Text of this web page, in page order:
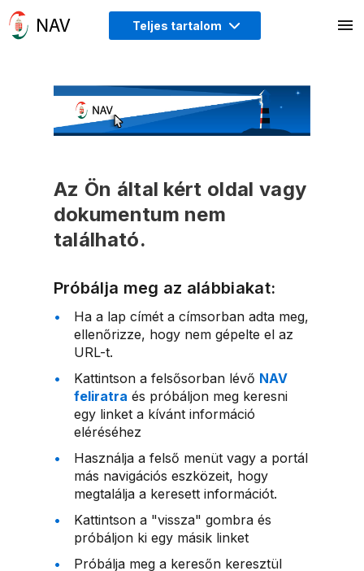
Teljes tartalom
Az Ön által kért oldal vagy
dokumentum nem
található.
Próbálja meg az alábbiakat:
Ha a lap címét a címsorban adta meg,
ellenőrizze, hogy nem gépelte el az
URL-t.
Kattintson a felsősorban lévő NAV
feliratra és próbáljon meg keresni
egy linket a kívánt információ
eléréséhez
Használja a felső menüt vagy a portál
más navigációs eszközeit, hogy
megtalálja a keresett információt.
Kattintson a "vissza" gombra és
próbáljon ki egy másik linket
Próbálja meg a keresőn keresztül